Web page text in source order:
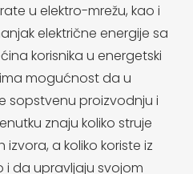
u elektro-mrežu, kao i
električne energije sa
korisnika u energetski
mogućnost da u
sopstvenu proizvodnju i
znaju koliko struje
a koliko koriste iz
i da upravljaju svojom